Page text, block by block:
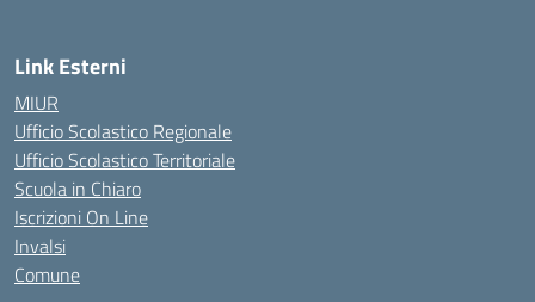
Link Esterni
MIUR
Ufficio Scolastico Regionale
Ufficio Scolastico Territoriale
Scuola in Chiaro
Iscrizioni On Line
Invalsi
Comune